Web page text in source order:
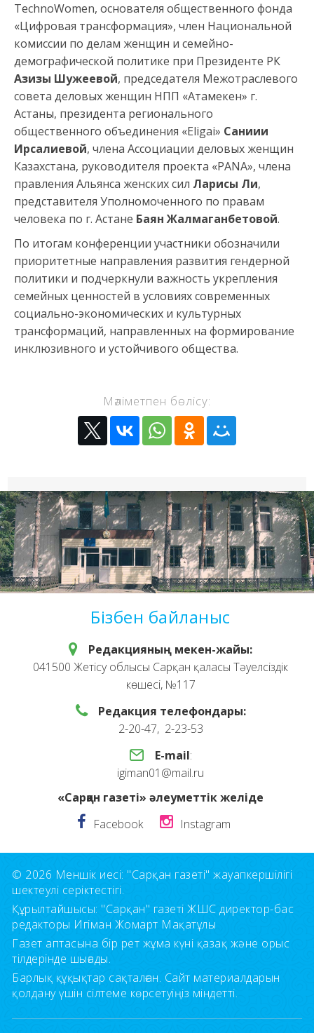
TechnoWomen, основателя общественного фонда
«Цифровая трансформация», член Национальной
комиссии по делам женщин и семейно-
демографической политике при Президенте РК
Азизы Шужеевой, председателя Межотраслевого
совета деловых женщин НПП «Атамекен» г.
Астаны, президента регионального
общественного объединения «Eligai» Саниии
Ирсалиевой, члена Ассоциации деловых женщин
Казахстана, руководителя проекта «PANA», члена
правления Альянса женских сил Ларисы Ли,
представителя Уполномоченного по правам
человека по г. Астане Баян Жалмаганбетовой.
По итогам конференции участники обозначили
приоритетные направления развития гендерной
политики и подчеркнули важность укрепления
семейных ценностей в условиях современных
социально-экономических и культурных
трансформаций, направленных на формирование
инклюзивного и устойчивого общества.
Мәліметпен бөлісу:
Бізбен байланыс
Редакцияның мекен-жайы:
041500 Жетісу облысы Сарқан қаласы Тәуелсіздік
көшесі, №117
Редакция телефондары:
2-20-47, 2-23-53
E-mail:
igiman01@mail.ru
«Сарқан газеті» әлеуметтік желіде
Facebook
Instagram
© 2026 Меншік иесі: "Сарқан газеті" жауапкершілігі
шектеулі серіктестігі.
Құрылтайшысы: "Сарқан" газеті ЖШС директор-бас
редакторы Игіман Жомарт Мақатұлы
Газет аптасына бір рет жұма күні қазақ және орыс
тілдерінде шығады.
Барлық құқықтар сақталған. Сайт материалдарын
қолдану үшін сілтеме көрсетуіңіз міндетті.